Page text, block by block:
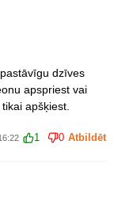
dzīves
apspriest vai
apšķiest.
1 0 Atbildēt